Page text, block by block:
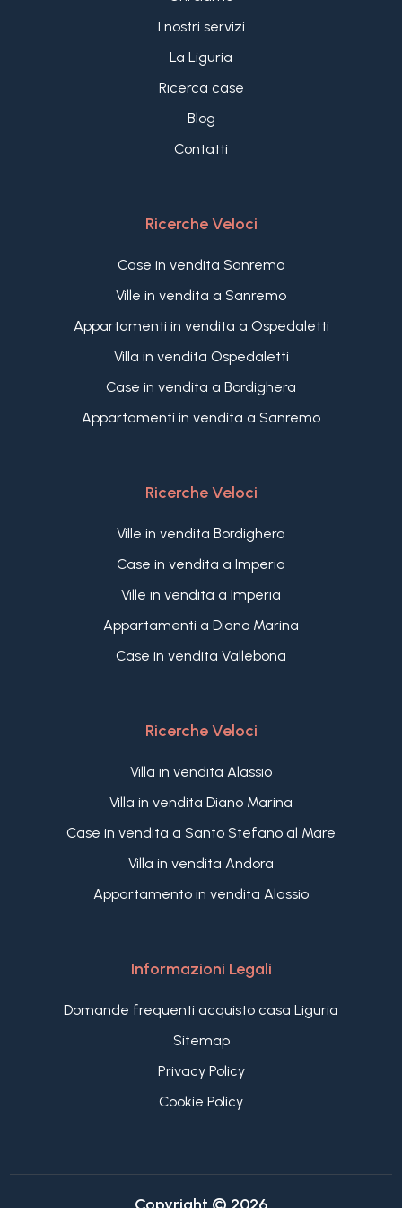
I nostri servizi
La Liguria
Ricerca case
Blog
Contatti
Ricerche Veloci
Case in vendita Sanremo
Ville in vendita a Sanremo
Appartamenti in vendita a Ospedaletti
Villa in vendita Ospedaletti
Case in vendita a Bordighera
Appartamenti in vendita a Sanremo
Ricerche Veloci
Ville in vendita Bordighera
Case in vendita a Imperia
Ville in vendita a Imperia
Appartamenti a Diano Marina
Case in vendita Vallebona
Ricerche Veloci
Villa in vendita Alassio
Villa in vendita Diano Marina
Case in vendita a Santo Stefano al Mare
Villa in vendita Andora
Appartamento in vendita Alassio
Informazioni Legali
Domande frequenti acquisto casa Liguria
Sitemap
Privacy Policy
Cookie Policy